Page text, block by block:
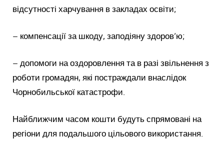
відсутності харчування в закладах освіти;
– компенсації за шкоду, заподіяну здоров’ю;
– допомоги на оздоровлення та в разі звільнення з
роботи громадян, які постраждали внаслідок
Чорнобильської катастрофи.
Найближчим часом кошти будуть спрямовані на
регіони для подальшого цільового використання.